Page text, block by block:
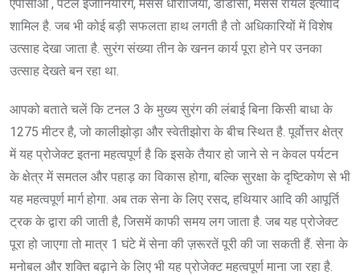
एपीसीओ , पटेल इंजीनियरिंग, मेसर्स धोराजिया, डीडीसी, मेसर्स रॉयल इत्यादि
शामिल है. जब भी कोई बड़ी सफलता हाथ लगती है तो अधिकारियों में विशेष
उत्साह देखा जाता है. सुरंग संख्या तीन के खनन कार्य पूरा होने पर उनका
उत्साह देखते बन रहा था.
आपको बताते चलें कि टनल 3 के मुख्य सुरंग की लंबाई बिना किसी बाधा के
1275 मीटर है, जो कालीझोड़ा और स्वेतीझोरा के बीच स्थित है. पूर्वोत्तर क्षेत्र
में यह प्रोजेक्ट इतना महत्वपूर्ण है कि इसके तैयार हो जाने से न केवल पर्यटन
के क्षेत्र में समतल और पहाड़ का विकास होगा, बल्कि सुरक्षा के दृष्टिकोण से भी
यह महत्वपूर्ण मार्ग होगा. अब तक सेना के लिए रसद, हथियार आदि की आपूर्ति
ट्रक के द्वारा की जाती है, जिसमें काफी समय लग जाता है. जब यह प्रोजेक्ट
पूरा हो जाएगा तो मात्र 1 घंटे में सेना की ज़रूरतें पूरी की जा सकती हैं. सेना के
मनोबल और शक्ति बढ़ाने के लिए भी यह प्रोजेक्ट महत्वपूर्ण माना जा रहा है.